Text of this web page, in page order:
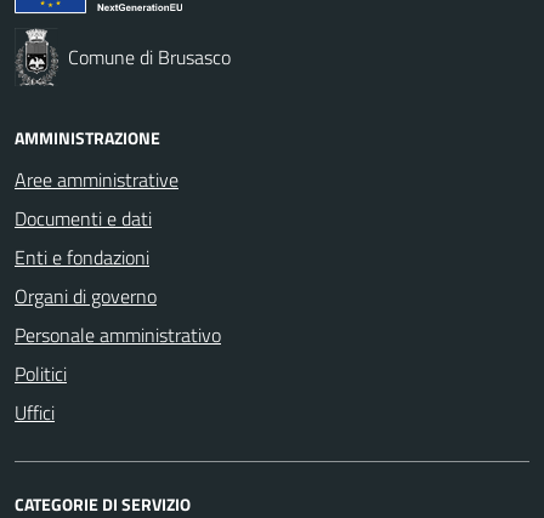
Comune di Brusasco
AMMINISTRAZIONE
Aree amministrative
Documenti e dati
Enti e fondazioni
Organi di governo
Personale amministrativo
Politici
Uffici
CATEGORIE DI SERVIZIO